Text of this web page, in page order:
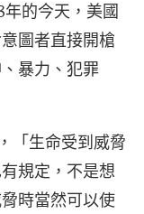
的今天，美國
圖者直接開槍
暴力、犯罪
「生命受到威脅
規定，不是想
時當然可以使